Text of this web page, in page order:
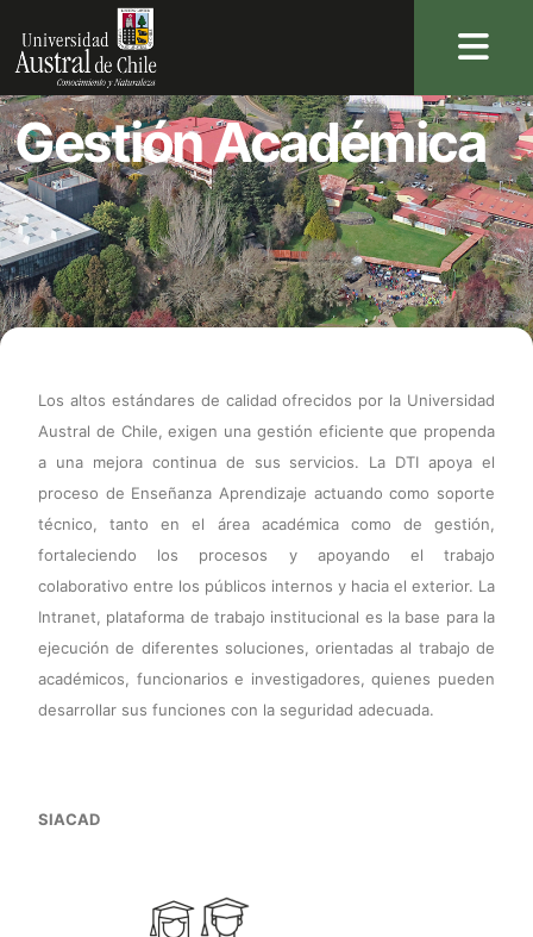
Gestión Académica
Los altos estándares de calidad ofrecidos por la Universidad
Austral de Chile, exigen una gestión eficiente que propenda
a una mejora continua de sus servicios. La DTI apoya el
proceso de Enseñanza Aprendizaje actuando como soporte
técnico, tanto en el área académica como de gestión,
fortaleciendo los procesos y apoyando el trabajo
colaborativo entre los públicos internos y hacia el exterior. La
Intranet, plataforma de trabajo institucional es la base para la
ejecución de diferentes soluciones, orientadas al trabajo de
académicos, funcionarios e investigadores, quienes pueden
desarrollar sus funciones con la seguridad adecuada.
SIACAD